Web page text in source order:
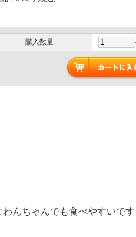
購入数量
んちゃんでも食べやすいです